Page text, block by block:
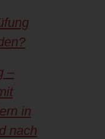
–
in
nach